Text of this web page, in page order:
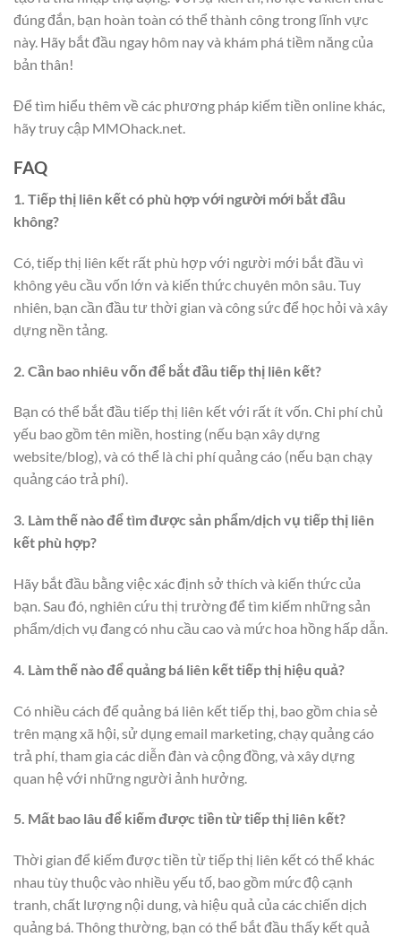
đúng đắn, bạn hoàn toàn có thể thành công trong lĩnh vực
này. Hãy bắt đầu ngay hôm nay và khám phá tiềm năng của
bản thân!
Để tìm hiểu thêm về các phương pháp kiếm tiền online khác,
hãy truy cập MMOhack.net.
FAQ
1. Tiếp thị liên kết có phù hợp với người mới bắt đầu
không?
Có, tiếp thị liên kết rất phù hợp với người mới bắt đầu vì
không yêu cầu vốn lớn và kiến thức chuyên môn sâu. Tuy
nhiên, bạn cần đầu tư thời gian và công sức để học hỏi và xây
dựng nền tảng.
2. Cần bao nhiêu vốn để bắt đầu tiếp thị liên kết?
Bạn có thể bắt đầu tiếp thị liên kết với rất ít vốn. Chi phí chủ
yếu bao gồm tên miền, hosting (nếu bạn xây dựng
website/blog), và có thể là chi phí quảng cáo (nếu bạn chạy
quảng cáo trả phí).
3. Làm thế nào để tìm được sản phẩm/dịch vụ tiếp thị liên
kết phù hợp?
Hãy bắt đầu bằng việc xác định sở thích và kiến thức của
bạn. Sau đó, nghiên cứu thị trường để tìm kiếm những sản
phẩm/dịch vụ đang có nhu cầu cao và mức hoa hồng hấp dẫn.
4. Làm thế nào để quảng bá liên kết tiếp thị hiệu quả?
Có nhiều cách để quảng bá liên kết tiếp thị, bao gồm chia sẻ
trên mạng xã hội, sử dụng email marketing, chạy quảng cáo
trả phí, tham gia các diễn đàn và cộng đồng, và xây dựng
quan hệ với những người ảnh hưởng.
5. Mất bao lâu để kiếm được tiền từ tiếp thị liên kết?
Thời gian để kiếm được tiền từ tiếp thị liên kết có thể khác
nhau tùy thuộc vào nhiều yếu tố, bao gồm mức độ cạnh
tranh, chất lượng nội dung, và hiệu quả của các chiến dịch
quảng bá. Thông thường, bạn có thể bắt đầu thấy kết quả